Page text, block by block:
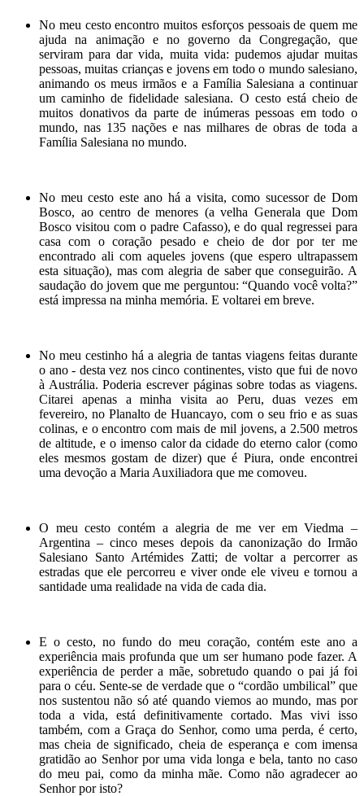
No meu cesto encontro muitos esforços pessoais de quem me
ajuda na animação e no governo da Congregação, que
serviram para dar vida, muita vida: pudemos ajudar muitas
pessoas, muitas crianças e jovens em todo o mundo salesiano,
animando os meus irmãos e a Família Salesiana a continuar
um caminho de fidelidade salesiana. O cesto está cheio de
muitos donativos da parte de inúmeras pessoas em todo o
mundo, nas 135 nações e nas milhares de obras de toda a
Família Salesiana no mundo.
No meu cesto este ano há a visita, como sucessor de Dom
Bosco, ao centro de menores (a velha Generala que Dom
Bosco visitou com o padre Cafasso), e do qual regressei para
casa com o coração pesado e cheio de dor por ter me
encontrado ali com aqueles jovens (que espero ultrapassem
esta situação), mas com alegria de saber que conseguirão. A
saudação do jovem que me perguntou: “Quando você volta?”
está impressa na minha memória. E voltarei em breve.
No meu cestinho há a alegria de tantas viagens feitas durante
o ano - desta vez nos cinco continentes, visto que fui de novo
à Austrália. Poderia escrever páginas sobre todas as viagens.
Citarei apenas a minha visita ao Peru, duas vezes em
fevereiro, no Planalto de Huancayo, com o seu frio e as suas
colinas, e o encontro com mais de mil jovens, a 2.500 metros
de altitude, e o imenso calor da cidade do eterno calor (como
eles mesmos gostam de dizer) que é Piura, onde encontrei
uma devoção a Maria Auxiliadora que me comoveu.
O meu cesto contém a alegria de me ver em Viedma –
Argentina – cinco meses depois da canonização do Irmão
Salesiano Santo Artémides Zatti; de voltar a percorrer as
estradas que ele percorreu e viver onde ele viveu e tornou a
santidade uma realidade na vida de cada dia.
E o cesto, no fundo do meu coração, contém este ano a
experiência mais profunda que um ser humano pode fazer. A
experiência de perder a mãe, sobretudo quando o pai já foi
para o céu. Sente-se de verdade que o “cordão umbilical” que
nos sustentou não só até quando viemos ao mundo, mas por
toda a vida, está definitivamente cortado. Mas vivi isso
também, com a Graça do Senhor, como uma perda, é certo,
mas cheia de significado, cheia de esperança e com imensa
gratidão ao Senhor por uma vida longa e bela, tanto no caso
do meu pai, como da minha mãe. Como não agradecer ao
Senhor por isto?